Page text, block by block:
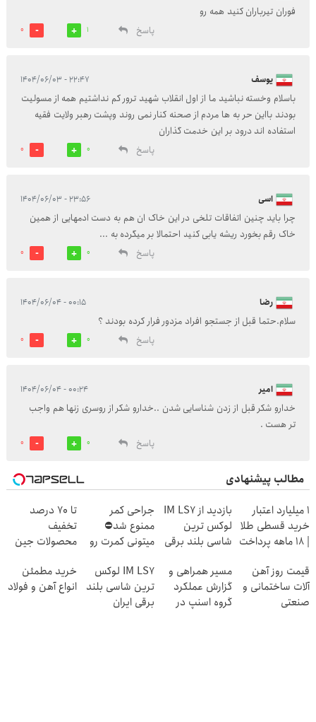
فوران تیرباران کنید همه رو
پاسخ
1
0
یوسف ۲۲:۴۷ - ۱۴۰۴/۰۶/۰۳
باسلام وخسته نباشید ما از اول انقلاب شهید ترور کم نداشتیم همه از مسولیت
بودند بااین حر به ها مردم از صحنه کنار نمی روند وپشت رهبر ولایت فقیه
استفاده اند درود بر این خدمت گذاران
پاسخ
0
0
اسی ۲۳:۵۶ - ۱۴۰۴/۰۶/۰۳
چرا باید چنین اتفاقات تلخی در این خاک ان هم به دست ادمهایی از همین
خاک رقم بخورد ریشه یابی کنید احتمالا بر میگرده به ...
پاسخ
0
0
رضا ۰۰:۱۵ - ۱۴۰۴/۰۶/۰۴
سلام.حتما قبل از جستجو افراد مزدور فرار کرده بودند ؟
پاسخ
0
0
امیر ۰۰:۲۴ - ۱۴۰۴/۰۶/۰۴
خدارو شکر قبل از زدن شناسایی شدن ..خدارو شکر از روسری زنها هم واجب
تر هست .
پاسخ
0
0
مطالب پیشنهادی
۱ میلیارد اعتبار
خرید قسطی طلا
| ۱۸ ماهه پرداخت
بازدید از IM LS7
لوکس ترین
شاسی بلند برقی
انقلاب
جراحی کمر
ممنوع شد⛔
میتونی کمرت رو
کنی! 👈🏻
پرسش‌نامه
تا 70 درصد
تخفیف
محصولات جین
4 قسط
قیمت روز آهن
آلات ساختمانی و
صنعتی
مسیر همراهی و
گزارش عملکرد
گروه اسنپ در
IM LS7 لوکس
ترین شاسی بلند
برقی ایران
خرید مطمئن
انواع آهن و فولاد